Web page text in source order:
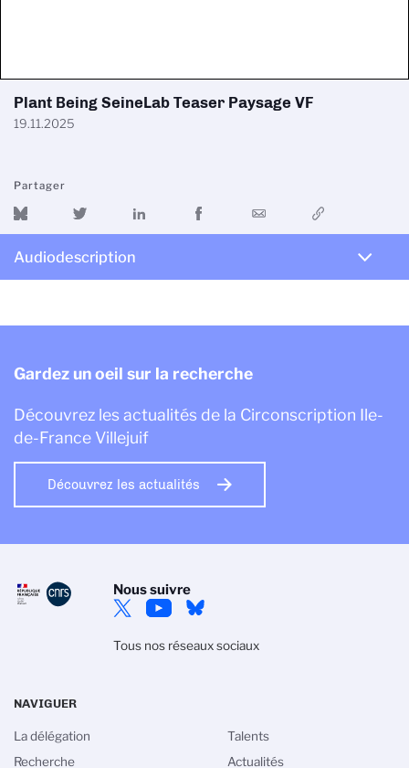
Plant Being SeineLab Teaser Paysage VF
19.11.2025
Partager
Audiodescription
Gardez un oeil sur la recherche
Découvrez les actualités de la Circonscription Ile-
de-France Villejuif
Découvrez les actualités
Nous suivre
Tous nos réseaux sociaux
NAVIGUER
La délégation
Recherche
Talents
Actualités